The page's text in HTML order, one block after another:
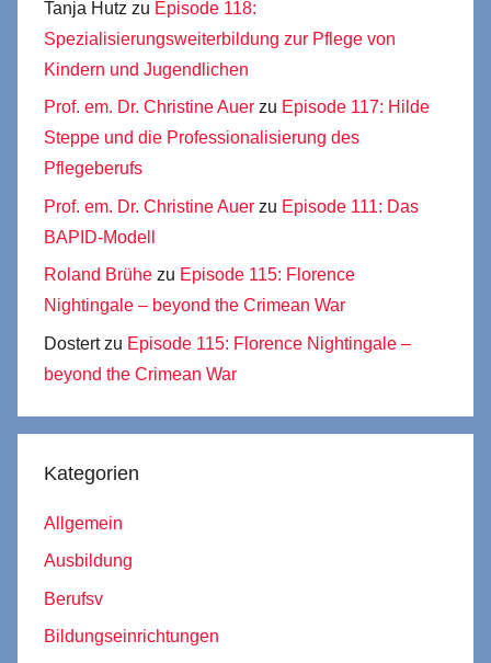
Tanja Hutz zu Episode 118:
Spezialisierungsweiterbildung zur Pflege von
Kindern und Jugendlichen
Prof. em. Dr. Christine Auer zu Episode 117: Hilde
Steppe und die Professionalisierung des
Pflegeberufs
Prof. em. Dr. Christine Auer zu Episode 111: Das
BAPID-Modell
Roland Brühe zu Episode 115: Florence
Nightingale – beyond the Crimean War
Dostertzu Episode 115: Florence Nightingale –
beyond the Crimean War
Kategorien
Allgemein
Ausbildung
Berufsv
Bildungseinrichtungen